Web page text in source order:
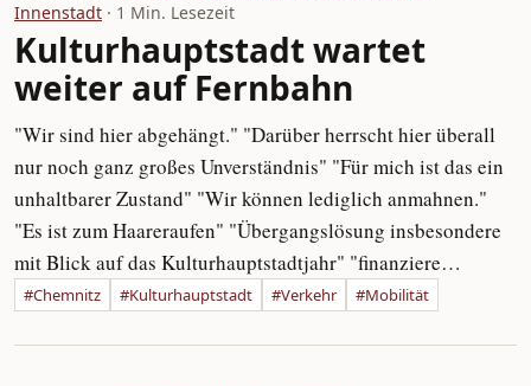
Innenstadt · 1 Min. Lesezeit
Kulturhauptstadt wartet
weiter auf Fernbahn
"Wir sind hier abgehängt." "Darüber herrscht hier überall
nur noch ganz großes Unverständnis" "Für mich ist das ein
unhaltbarer Zustand" "Wir können lediglich anmahnen."
"Es ist zum Haareraufen" "Übergangslösung insbesondere
mit Blick auf das Kulturhauptstadtjahr" "finanziere…
#Chemnitz #Kulturhauptstadt #Verkehr #Mobilität